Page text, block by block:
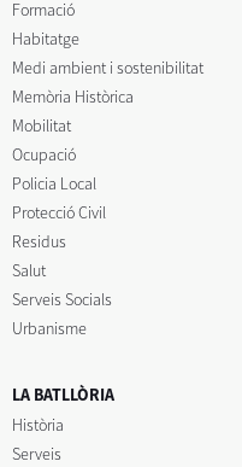
Formació
Habitatge
Medi ambient i sostenibilitat
Memòria Històrica
Mobilitat
Ocupació
Policia Local
Protecció Civil
Residus
Salut
Serveis Socials
Urbanisme
LA BATLLÒRIA
Història
Serveis